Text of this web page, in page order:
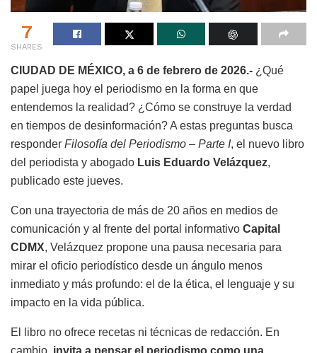
7
SHARES
CIUDAD DE MÉXICO, a 6 de febrero de 2026.- ¿Qué
papel juega hoy el periodismo en la forma en que
entendemos la realidad? ¿Cómo se construye la verdad
en tiempos de desinformación? A estas preguntas busca
responder Filosofía del Periodismo – Parte I, el nuevo libro
del periodista y abogado Luis Eduardo Velázquez,
publicado este jueves.
Con una trayectoria de más de 20 años en medios de
comunicación y al frente del portal informativo Capital
CDMX, Velázquez propone una pausa necesaria para
mirar el oficio periodístico desde un ángulo menos
inmediato y más profundo: el de la ética, el lenguaje y su
impacto en la vida pública.
El libro no ofrece recetas ni técnicas de redacción. En
cambio, invita a pensar el periodismo como una